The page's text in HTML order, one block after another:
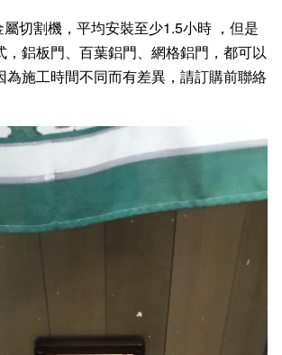
切割機，平均安裝至少1.5小時 ，但是
，鋁板門、百葉鋁門、網格鋁門，都可以
為施工時間不同而有差異，請訂購前聯絡